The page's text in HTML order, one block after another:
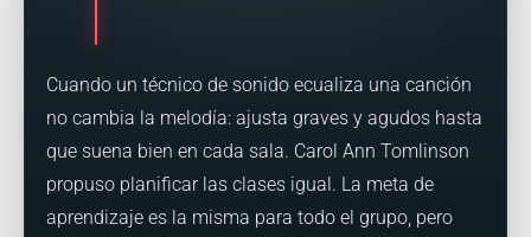
Cuando un técnico de sonido ecualiza una canción
no cambia la melodía: ajusta graves y agudos hasta
que suena bien en cada sala. Carol Ann Tomlinson
propuso planificar las clases igual. La meta de
aprendizaje es la misma para todo el grupo, pero